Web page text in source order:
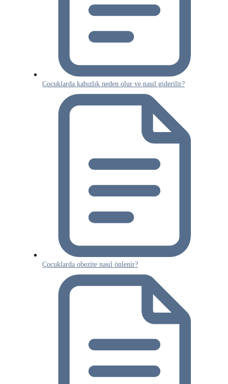
Çocuklarda kabızlık neden olur ve nasıl giderilir?
Çocuklarda obezite nasıl önlenir?